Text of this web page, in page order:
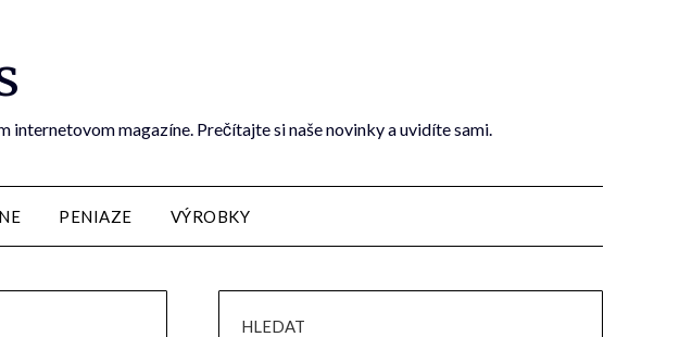
internetovom magazíne. Prečítajte si naše novinky a uvidíte sami.
PENIAZE VÝROBKY
HLEDAT